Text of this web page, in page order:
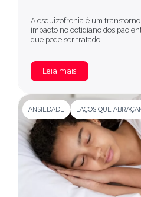
A esquizofrenia é um
impacto no cotidiano dos
que pode ser tratado.
Leia mais
ANSIEDADE LAÇOS QUE